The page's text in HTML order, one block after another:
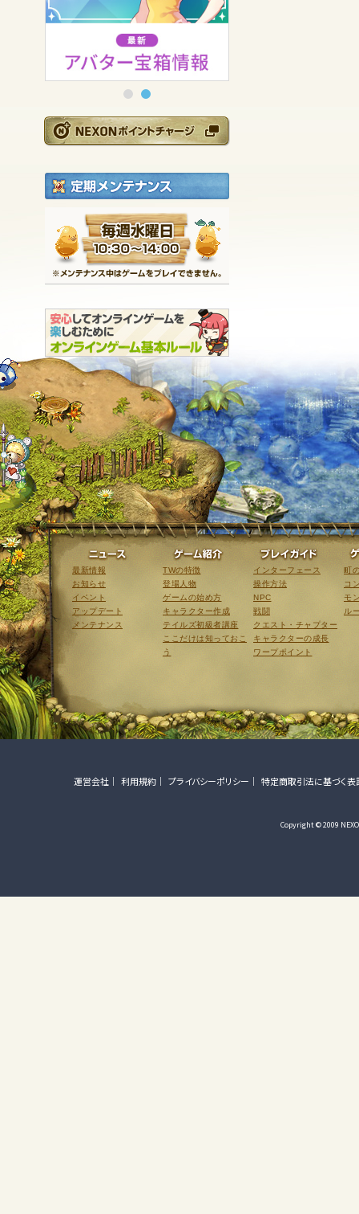
ニュース
最新情報
お知らせ
イベント
アップデート
メンテナンス
ゲーム紹介
TWの特徴
登場人物
ゲームの始め方
キャラクター作成
テイルズ初級者講座
ここだけは知っておこ
う
インターフェース
操作方法
NPC
戦闘
クエスト・チャプター
キャラクターの成長
ワープポイント
町
コ
モ
ル
運営会社 利用規約 プライバシーポリシー 特定商取引法に基づく表
Copyright © 2009